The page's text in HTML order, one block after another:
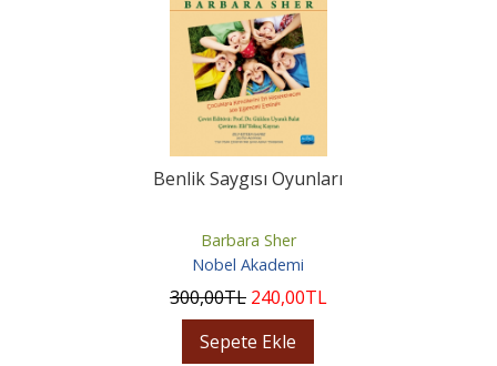
Benlik Saygısı Oyunları
Barbara Sher
Nobel Akademi
300,00TL 240,00TL
Sepete Ekle